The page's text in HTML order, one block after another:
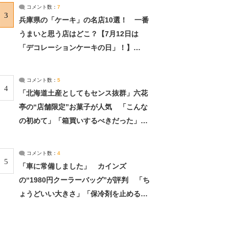
3
コメント数： 7
兵庫県の「ケーキ」の名店10選！ 一番
うまいと思う店はどこ？【7月12日は
「デコレーションケーキの日」！】
4
コメント数： 5
「北海道土産としてもセンス抜群」六花
亭の“店舗限定”お菓子が人気 「こんな
の初めて」「箱買いするべきだった」
5
コメント数： 4
「車に常備しました」 カインズ
の“1980円クーラーバッグ”が評判 「ち
ょうどいい大きさ」「保冷剤を止めるベ